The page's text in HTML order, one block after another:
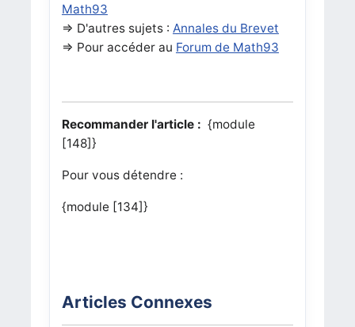
Math93
=> D'autres sujets : Annales du Brevet
=> Pour accéder au Forum de Math93
Recommander l'article : {module
[148]}
Pour vous détendre :
{module [134]}
Articles Connexes